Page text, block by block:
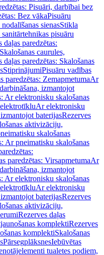
Pisuāri, darbībai bez
Bez vākaPisuāru
sienasStikla
pisuāru
daļas paredzētas:
Skalošanas caurules,
daļas paredzētas: Skalošanas
StiprinājumiPisuāru vadības
paredzētas: ZemapmetumaAr
izmantojot
Ar elektronisku skalošanas
Ar elektronisku
baterijasRezerves
aktivizāciju,
skalošanas
Ar pneimatisku skalošanas
paredzētas: VirsapmetumaAr
izmantojot
Ar elektronisku skalošanas
Ar elektronisku
baterijasRezerves
aktivizāciju,
Rezerves daļas
komplektiRezerves
komplektiSkalošanas
PārsegplāksnesIebūvētas
tualetes podiem,